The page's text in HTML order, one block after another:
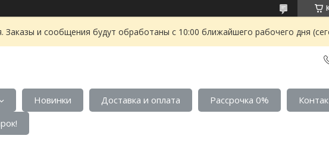
Заказы и сообщения будут обработаны с 10:00 ближайшего рабочего дня
Новинки Доставка и оплата Рассрочка 0%